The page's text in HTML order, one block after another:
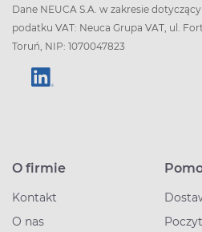
Dane NEUCA S.A. w zakresie
podatku VAT: Neuca Grupa VAT, ul.
Toruń, NIP: 1070047823
O firmie
Kontakt
O nas